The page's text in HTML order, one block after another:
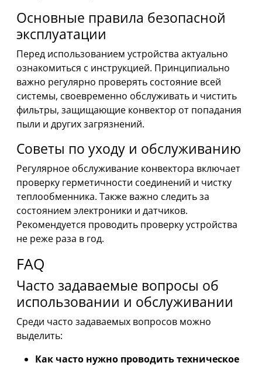
Основные правила безопасной
эксплуатации
Перед использованием устройства актуально
ознакомиться с инструкцией. Принципиально
важно регулярно проверять состояние всей
системы, своевременно обслуживать и чистить
фильтры, защищающие конвектор от попадания
пыли и других загрязнений.
Советы по уходу и обслуживанию
Регулярное обслуживание конвектора включает
проверку герметичности соединений и чистку
теплообменника. Также важно следить за
состоянием электроники и датчиков.
Рекомендуется проводить проверку устройства
не реже раза в год.
FAQ
Часто задаваемые вопросы об
использовании и обслуживании
Среди часто задаваемых вопросов можно
выделить:
Как часто нужно проводить техническое